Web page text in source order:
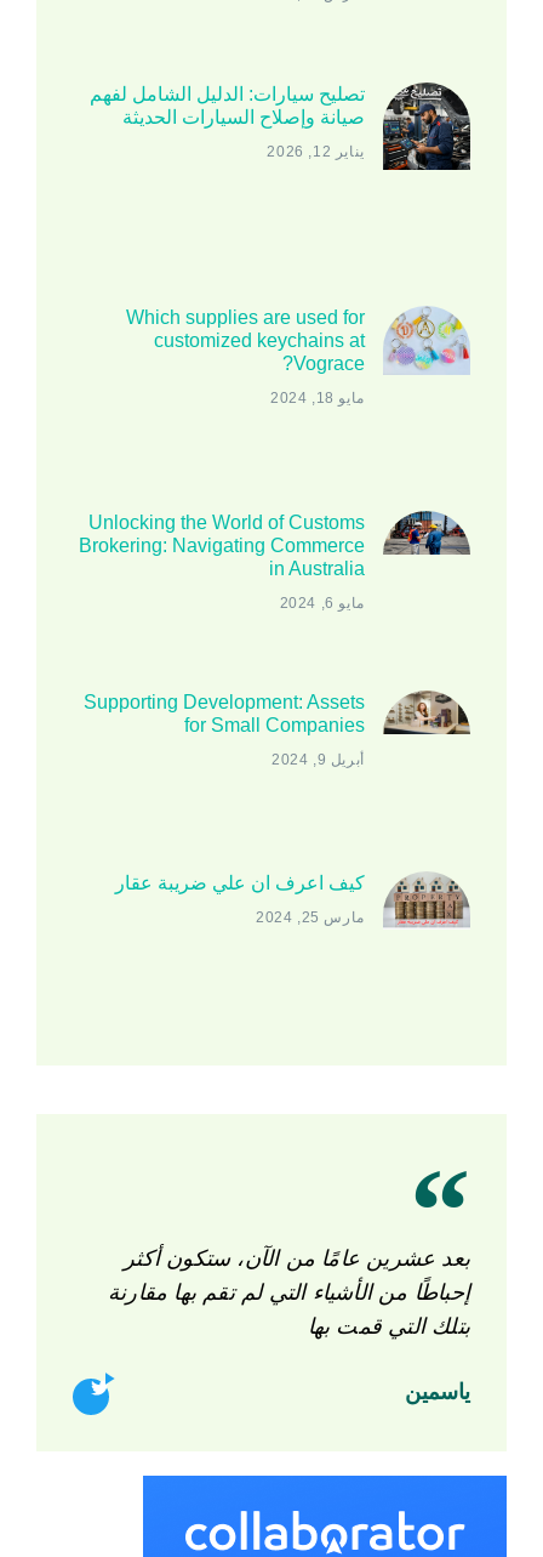
تصليح سيارات: الدليل الشامل لفهم
صيانة وإصلاح السيارات الحديثة
يناير 12, 2026
Which supplies are used for
customized keychains at
Vograce?
مايو 18, 2024
Unlocking the World of Customs
Brokering: Navigating Commerce
in Australia
مايو 6, 2024
Supporting Development: Assets
for Small Companies
أبريل 9, 2024
كيف اعرف ان علي ضريبة عقار
مارس 25, 2024
بعد عشرين عامًا من الآن، ستكون أكثر
إحباطًا من الأشياء التي لم تقم بها مقارنة
بتلك التي قمت بها
ياسمين